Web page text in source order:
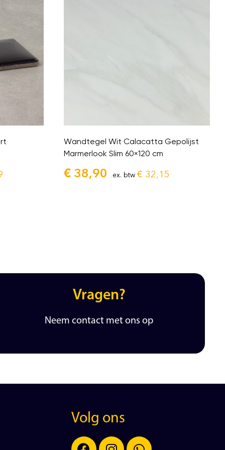
Wandtegel Wit Calacatta Gepolijst
Marmerlook Slim 60×120 cm
€ 38,90 ex. btw € 32,15
Vragen?
Neem contact met ons op
Volg ons